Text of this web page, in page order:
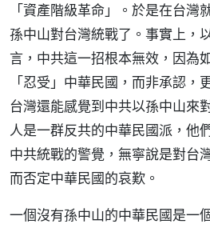
「資產階級革命」。於是在台灣
孫中山對台灣統戰了。事實上，
言，中共這一招根本無效，因為
「忍受」中華民國，而非承認，
台灣還能感覺到中共以孫中山來
人是一群反共的中華民國派，他
中共統戰的警覺，無寧說是對台
而否定中華民國的哀歎。
一個沒有孫中山的中華民國是一